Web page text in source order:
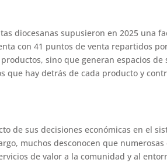
diocesanas supusieron en 2025 una
con 41 puntos de venta repartidos
sino que generan espacios de
que hay detrás de cada producto y
de sus decisiones económicas en el
muchos desconocen que
de valor a la comunidad y al